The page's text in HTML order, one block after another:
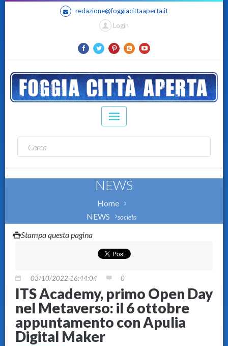
redazione@foggiacittaaperta.it
Login
NEWS
Home
NEWS
societa
Stampa questa pagina
03/10/2022 16:44:04 0
ITS Academy, primo Open Day
nel Metaverso: il 6 ottobre
appuntamento con Apulia
Digital Maker